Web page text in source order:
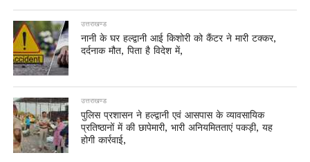
उत्तराखण्ड
नानी के घर हल्द्वानी आई किशोरी को कैंटर ने मारी टक्कर,
दर्दनाक मौत, पिता है विदेश में,
उत्तराखण्ड
पुलिस प्रशासन ने हल्द्वानी एवं आसपास के व्यावसायिक
प्रतिष्ठानों में की छापेमारी, भारी अनियमितताएं पकड़ी, यह
होगी कार्रवाई,